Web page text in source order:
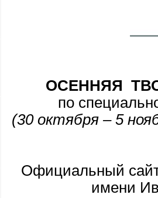
ОСЕННЯЯ
по
(30 октября – 5
Официальный
имени